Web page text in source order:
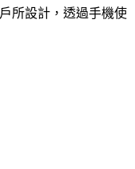
所設計，透過手機使